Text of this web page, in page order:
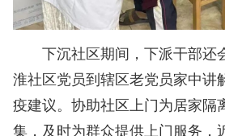
下沉社区期间，下派干部还
淮社区党员到辖区老党员家中讲
疫建议。协助社区上门为居家隔
集，及时为群众提供上门服务，